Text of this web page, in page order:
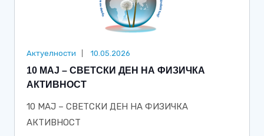
Актуелности 10.05.2026
10 МАЈ – СВЕТСКИ ДЕН НА ФИЗИЧКА
АКТИВНОСТ
10 МАЈ – СВЕТСКИ ДЕН НА ФИЗИЧКА
АКТИВНОСТ